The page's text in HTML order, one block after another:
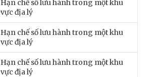
Hạn chế số lưu hành trong một khu
vực địa lý
Hạn chế số lưu hành trong một khu
vực địa lý
Hạn chế số lưu hành trong một khu
vực địa lý